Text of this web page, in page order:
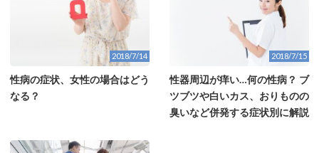
2018/7/14
性病の症状、女性の場合はどう
なる？
2018/7/15
性器周辺が痒い…何の性病？ ブ
ツブツや白いカス、おりものの
臭いなど併発する症状別に解説